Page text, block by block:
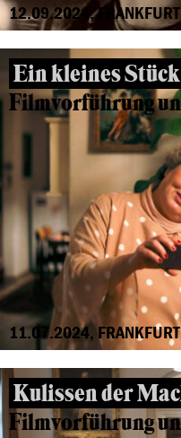
12.09.2024, FRANKFURT
Ein kleines
Filmvorführung
11.07.2024, FRANKFURT
Kulissen der
Filmvorführung